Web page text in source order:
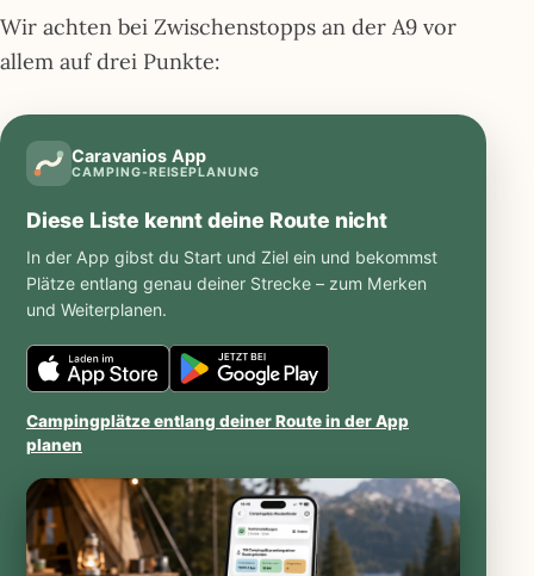
Wir achten bei Zwischenstopps an der A9 vor
allem auf drei Punkte:
Caravanios App
CAMPING-REISEPLANUNG
Diese Liste kennt deine Route nicht
In der App gibst du Start und Ziel ein und bekommst
Plätze entlang genau deiner Strecke – zum Merken
und Weiterplanen.
Caravanios
im
iOS
App
Store
öffnen
Caravanios
bei
Play
öffnen
Campingplätze entlang deiner Route in der App
planen